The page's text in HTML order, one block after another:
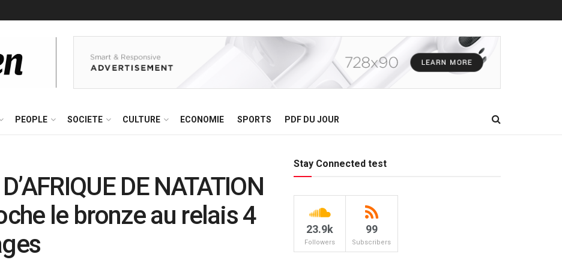
PEOPLE SOCIETE CULTURE ECONOMIE SPORTS PDF DU JOUR
DE NATATION
le bronze au relais 4
Stay Connected test
23.9k
Followers
99
Subscribers